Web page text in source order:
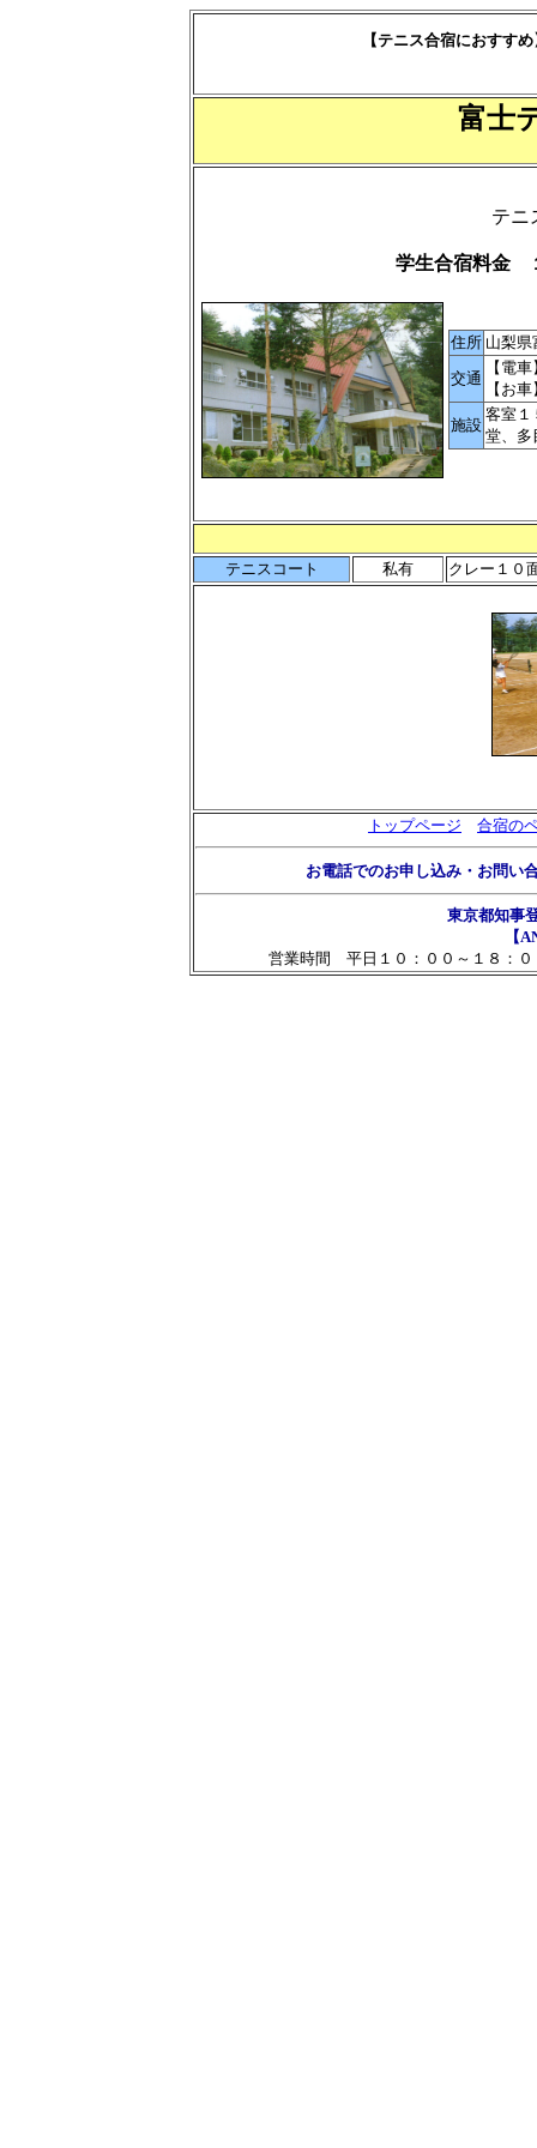
【テニス合宿におす
富士
テニ
学生合宿料金
住所 山梨県
交通
【電
【お
施設
客室１
堂、
テニスコート 私有 クレー１０
トップページ 合宿の
お電話でのお申し込み・お問い
東京都知事
【
営業時間 平日１０：００～１８：